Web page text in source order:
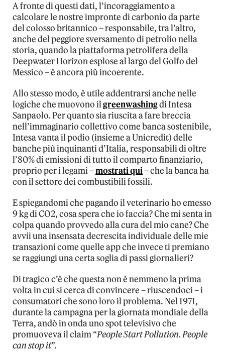
A fronte di questi dati, l’incoraggiamento a
calcolare le nostre impronte di carbonio da parte
del colosso britannico – responsabile, tra l’altro,
anche del peggiore sversamento di petrolio nella
storia, quando la piattaforma petrolifera della
Deepwater Horizon esplose al largo del Golfo del
Messico – è ancora più incoerente.
Allo stesso modo, è utile addentrarsi anche nelle
logiche che muovono ilgreenwashingdi Intesa
Sanpaolo. Per quanto sia riuscita a fare breccia
nell’immaginario collettivo come banca sostenibile,
Intesa vanta il podio (insieme a Unicredit) delle
banche più inquinanti d’Italia, responsabili di oltre
l’80% di emissioni di tutto il comparto finanziario,
proprio per i legami –mostrati qui– che la banca ha
con il settore dei combustibili fossili.
E spiegandomi che pagando il veterinario ho emesso
9 kg di CO2, cosa spera che io faccia? Che mi senta in
colpa quando provvedo alla cura del mio cane? Che
avvii una insensata decrescita individuale delle mie
transazioni come quelle app che invece ti premiano
se raggiungi una certa soglia di passi giornalieri?
Di tragico c’è che questa non è nemmeno la prima
volta in cui si cerca di convincere – riuscendoci – i
consumatori che sono loro il problema. Nel 1971,
durante la campagna per la giornata mondiale della
Terra, andò in onda uno spot televisivo che
promuoveva il claim “People Start Pollution. People
can stop it”.